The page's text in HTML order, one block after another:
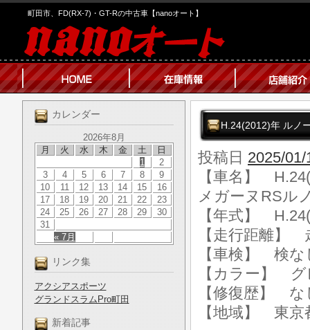
町田市、FD(RX-7)・GT-Rの中古車【nanoオート】
カレンダー
2026年8月
月
火 水 木 金 土 日
« 7月
1
2
3
4 5 6 7 8
9
10
11 12 13 14 15
16
17
18 19 20 21 22
23
24
25 26 27 28 29
30
31
リンク集
アクシアスポーツ
グランドスラムPro町田
新着記事
H.24(2012)年 ルノ
投稿日 2025/01/
【車名】
メガーヌRSル
【年式】
【走行距離】
【車検】 検な
【カラー】 グ
【修復歴】 な
【地域】 東京